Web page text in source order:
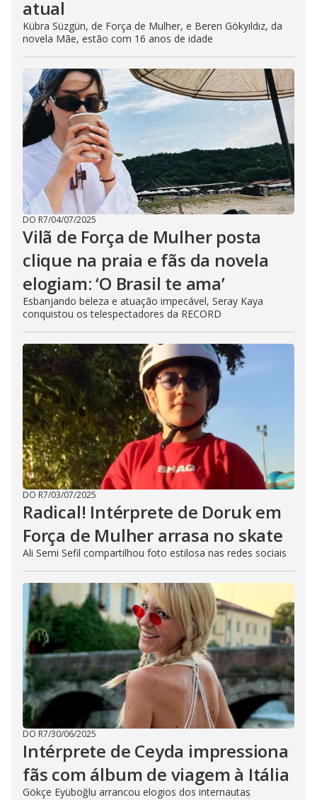
atual
Kübra Süzgün, de Força de Mulher, e Beren Gökyıldız, da
novela Mãe, estão com 16 anos de idade
DO R7/04/07/2025
Vilã de Força de Mulher posta
clique na praia e fãs da novela
elogiam: ‘O Brasil te ama’
Esbanjando beleza e atuação impecável, Seray Kaya
conquistou os telespectadores da RECORD
DO R7/03/07/2025
Radical! Intérprete de Doruk em
Força de Mulher arrasa no skate
Ali Semi Sefil compartilhou foto estilosa nas redes sociais
DO R7/30/06/2025
Intérprete de Ceyda impressiona
fãs com álbum de viagem à Itália
Gökçe Eyüboğlu arrancou elogios dos internautas